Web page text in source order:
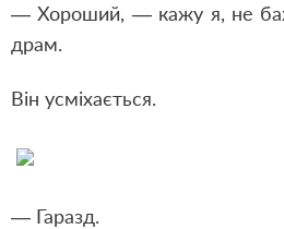
— Хороший, — кажу я, не
драм.
Він усміхається.
— Гаразд.